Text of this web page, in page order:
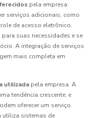
pela empresa.
serviços adicionais, como
de acesso eletrônico.
suas necessidades e se
A integração de serviços
mais completa em
utilizada pela empresa. A
tendência crescente, e
oferecer um serviço
utiliza sistemas de